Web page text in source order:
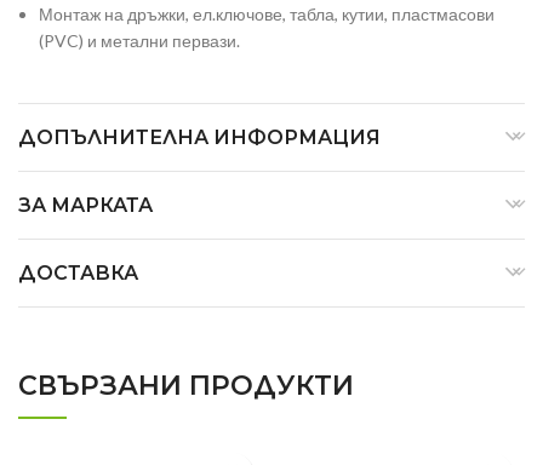
Монтаж на дръжки, ел.ключове, табла, кутии, пластмасови
(PVC) и метални первази.
ДОПЪЛНИТЕЛНА ИНФОРМАЦИЯ
ЗА МАРКАТА
ДОСТАВКА
СВЪРЗАНИ ПРОДУКТИ